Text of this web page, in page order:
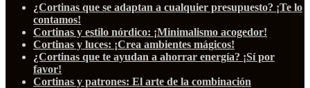
¿Cortinas que se adaptan a cualquier presupuesto? ¡Te lo
contamos!
Cortinas y estilo nórdico: ¡Minimalismo acogedor!
Cortinas y luces: ¡Crea ambientes mágicos!
¿Cortinas que te ayudan a ahorrar energía? ¡Sí por
favor!
Cortinas y patrones: El arte de la combinación